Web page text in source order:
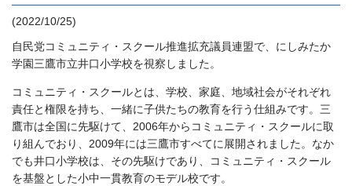
(2022/10/25)
自民党コミュニティ・スクール推進拡充議員連盟で、にしみたか
学園三鷹市立井口小学校を視察しました。
コミュニティ・スクールとは、学校、家庭、地域社会がそれぞれ
責任と権限を持ち、一緒に子供たちの教育を行う仕組みです。三
鷹市は全国に先駆けて、2006年からコミュニティ・スクールに取
り組んでおり、2009年には三鷹市すべてに展開されました。なか
でも井口小学校は、その先駆けであり、コミュニティ・スクール
を基盤とした小中一貫教育のモデル校です。